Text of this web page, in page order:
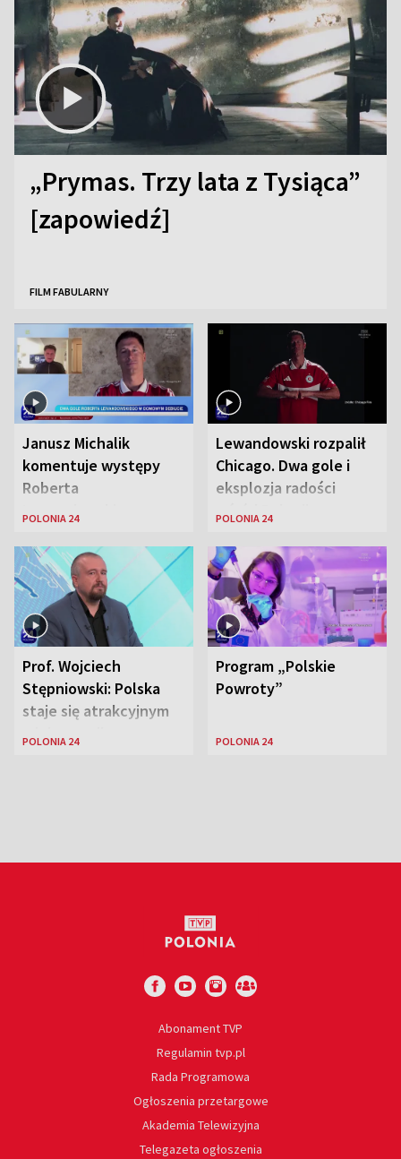
„Prymas. Trzy lata z Tysiąca”
[zapowiedź]
FILM FABULARNY
Janusz Michalik
komentuje występy
Roberta
Lewandowskiego w
Zjednoczonych
POLONIA 24
Lewandowski rozpalił
Chicago. Dwa gole i
eksplozja radości
wśród Polonii
POLONIA 24
Prof. Wojciech
Stępniowski: Polska
staje się atrakcyjnym
miejscem dla
POLONIA 24
Program „Polskie
Powroty”
POLONIA 24
Abonament TVP
Regulamin tvp.pl
Rada Programowa
Ogłoszenia przetargowe
Akademia Telewizyjna
Telegazeta ogłoszenia